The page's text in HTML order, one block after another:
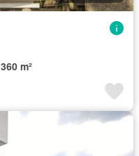
360 m²